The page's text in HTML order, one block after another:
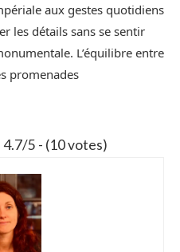
aux gestes quotidiens
les détails sans se sentir
L’équilibre entre
promenades
4.7/5 - (10 votes)